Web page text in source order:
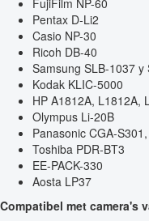
FujiFilm NP-60
Pentax D-Li2
Casio NP-30
Ricoh DB-40
Samsung SLB-1037 y
Kodak KLIC-5000
HP A1812A, L1812A,
Olympus Li-20B
Panasonic CGA-
Toshiba PDR-BT3
EE-PACK-330
Aosta LP37
Compatibel met camera's